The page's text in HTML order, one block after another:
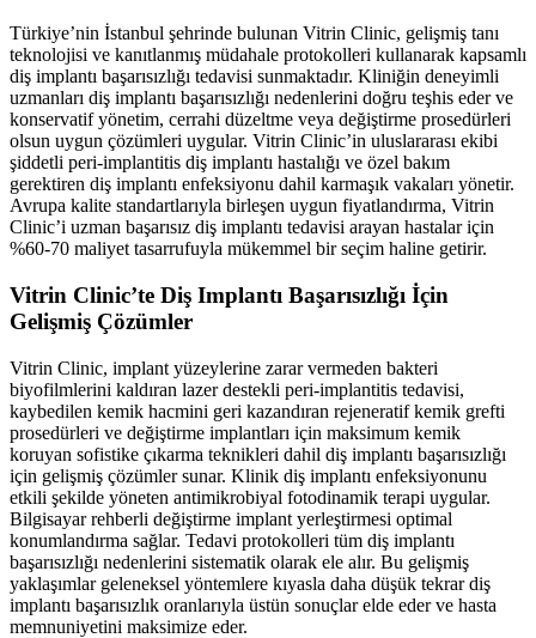
Türkiye’nin İstanbul şehrinde bulunan Vitrin Clinic, gelişmiş tanı
teknolojisi ve kanıtlanmış müdahale protokolleri kullanarak kapsamlı
diş implantı başarısızlığı tedavisi sunmaktadır. Kliniğin deneyimli
uzmanları diş implantı başarısızlığı nedenlerini doğru teşhis eder ve
konservatif yönetim, cerrahi düzeltme veya değiştirme prosedürleri
olsun uygun çözümleri uygular. Vitrin Clinic’in uluslararası ekibi
şiddetli peri-implantitis diş implantı hastalığı ve özel bakım
gerektiren diş implantı enfeksiyonu dahil karmaşık vakaları yönetir.
Avrupa kalite standartlarıyla birleşen uygun fiyatlandırma, Vitrin
Clinic’i uzman başarısız diş implantı tedavisi arayan hastalar için
%60-70 maliyet tasarrufuyla mükemmel bir seçim haline getirir.
Vitrin Clinic’te Diş Implantı Başarısızlığı İçin
Gelişmiş Çözümler
Vitrin Clinic, implant yüzeylerine zarar vermeden bakteri
biyofilmlerini kaldıran lazer destekli peri-implantitis tedavisi,
kaybedilen kemik hacmini geri kazandıran rejeneratif kemik grefti
prosedürleri ve değiştirme implantları için maksimum kemik
koruyan sofistike çıkarma teknikleri dahil diş implantı başarısızlığı
için gelişmiş çözümler sunar. Klinik diş implantı enfeksiyonunu
etkili şekilde yöneten antimikrobiyal fotodinamik terapi uygular.
Bilgisayar rehberli değiştirme implant yerleştirmesi optimal
konumlandırma sağlar. Tedavi protokolleri tüm diş implantı
başarısızlığı nedenlerini sistematik olarak ele alır. Bu gelişmiş
yaklaşımlar geleneksel yöntemlere kıyasla daha düşük tekrar diş
implantı başarısızlık oranlarıyla üstün sonuçlar elde eder ve hasta
memnuniyetini maksimize eder.